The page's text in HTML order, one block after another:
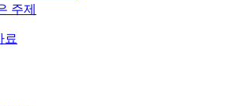
주제
료